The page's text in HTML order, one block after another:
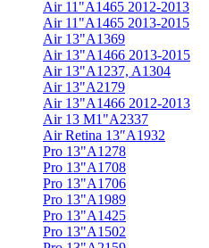
Air 11"A1465 2012-2013
Air 11"A1465 2013-2015
Air 13"A1369
Air 13"A1466 2013-2015
Air 13"A1237, A1304
Air 13"A2179
Air 13"A1466 2012-2013
Air 13 M1"A2337
Air Retina 13″A1932
Pro 13"A1278
Pro 13"A1708
Pro 13"A1706
Pro 13"A1989
Pro 13"A1425
Pro 13"A1502